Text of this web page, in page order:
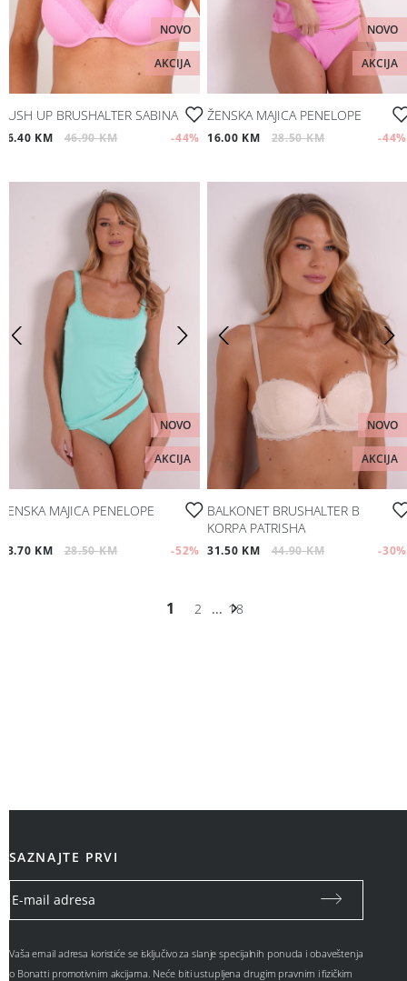
NOVO
AKCIJA
PUSH UP BRUSHALTER SABINA
26.40 KM 46.90 KM -44%
NOVO
AKCIJA
ŽENSKA MAJICA PENELOPE
16.00 KM 28.50 KM -44%
NOVO
AKCIJA
ŽENSKA MAJICA PENELOPE
13.70 KM 28.50 KM -52%
NOVO
AKCIJA
BALKONET BRUSHALTER B
KORPA PATRISHA
31.50 KM 44.90 KM -30%
1 2 ... 18
SAZNAJTE PRVI
Vaša email adresa koristiće se isključivo za slanje specijalnih ponuda i obaveštenja
o Bonatti promotivnim akcijama. Neće biti ustupljena drugim pravnim i fizičkim